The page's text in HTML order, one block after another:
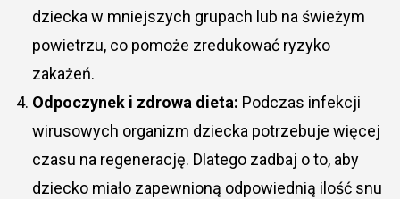
dziecka w mniejszych grupach lub na świeżym
powietrzu, co pomoże zredukować ryzyko
zakażeń.
Odpoczynek i zdrowa dieta: Podczas infekcji
wirusowych organizm dziecka potrzebuje więcej
czasu na regenerację. Dlatego zadbaj o to, aby
dziecko miało zapewnioną odpowiednią ilość snu